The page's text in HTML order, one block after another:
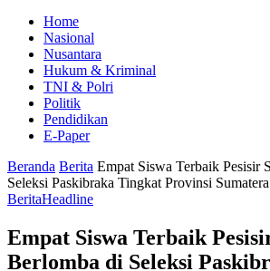
Home
Nasional
Nusantara
Hukum & Kriminal
TNI & Polri
Politik
Pendidikan
E-Paper
Beranda Berita Empat Siswa Terbaik Pesisir
Seleksi Paskibraka Tingkat Provinsi
BeritaHeadline
Empat Siswa Terbaik
Berlomba di Seleksi